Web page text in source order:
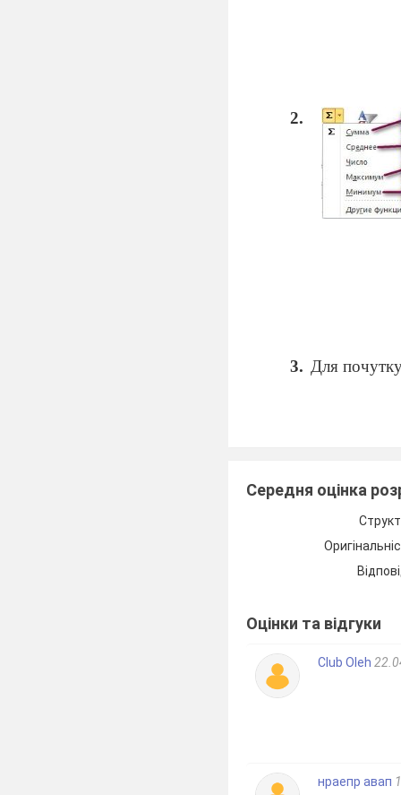
Для
Яким
Середня оцінка
Оцінки та відгуки
Club Oleh
нраепр авап